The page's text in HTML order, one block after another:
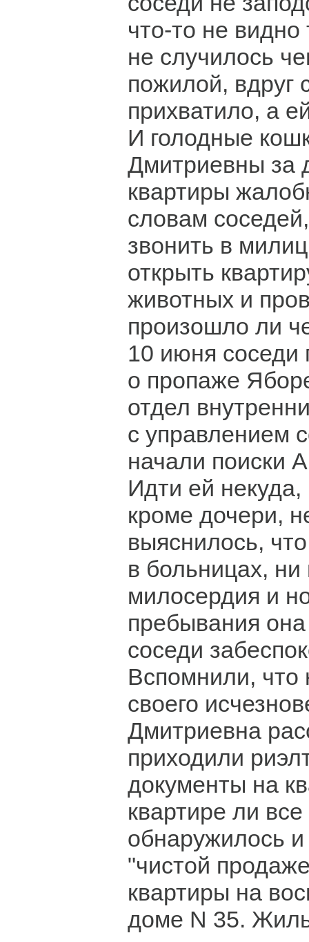
что-то не
не случилось
пожилой, вдруг
прихватило, а
И голодные
Дмитриевны за
квартиры
словам
звонить в
открыть
животных и
произошло ли
10 июня соседи
о пропаже
отдел
с управлением
начали поиски
Идти ей некуда,
кроме дочери,
выяснилось,
в больницах,
милосердия и
пребывания
соседи
Вспомнили, что
своего
Дмитриевна
приходили
документы на
квартире ли
обнаружилось
"чистой
квартиры на
доме N 35.